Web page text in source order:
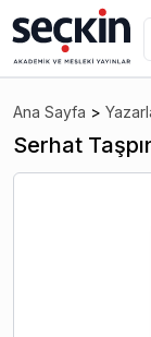
Ana Sayfa >
Serhat